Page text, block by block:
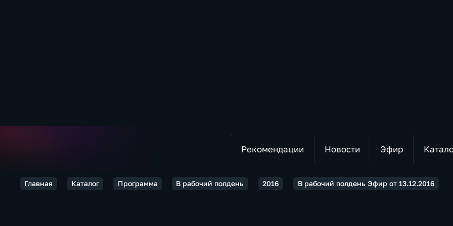
Рекомендации Новости Эфир
Главная Каталог Программа В рабочий полдень 2016 В рабочий полдень Эфир от 13.12.2016